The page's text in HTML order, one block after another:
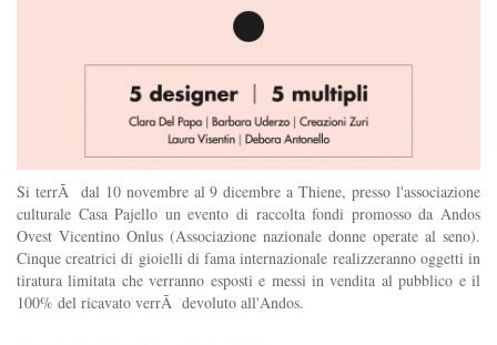
Si terrÃ dal 10 novembre al 9 dicembre a Thiene, presso l'associazione
culturale Casa Pajello un evento di raccolta fondi promosso da Andos
Ovest Vicentino Onlus (Associazione nazionale donne operate al seno).
Cinque creatrici di gioielli di fama internazionale realizzeranno oggetti in
tiratura limitata che verranno esposti e messi in vendita al pubblico e il
100% del ricavato verrÃ devoluto all'Andos.